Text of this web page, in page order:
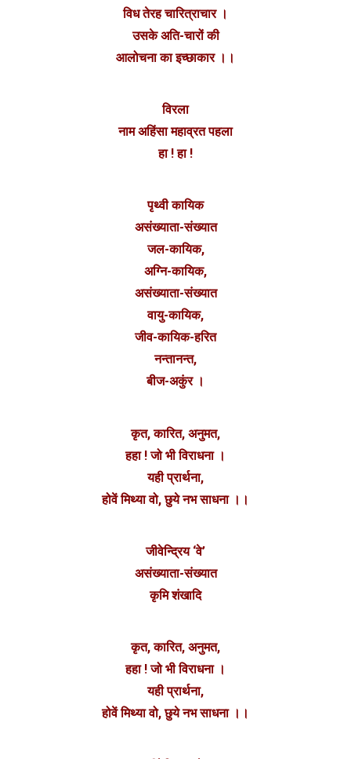
विध तेरह चारित्राचार ।
उसके अति-चारों की
आलोचना का इच्छाकार ।।
विरला
नाम अहिंसा महाव्रत पहला
हा ! हा !
पृथ्वी कायिक
असंख्याता-संख्यात
जल-कायिक,
अग्नि-कायिक,
असंख्याता-संख्यात
वायु-कायिक,
जीव-कायिक-हरित
नन्तानन्त,
बीज-अकुंर ।
कृत, कारित, अनुमत,
हहा ! जो भी विराधना ।
यही प्रार्थना,
होवें मिथ्या वो, छुये नभ साधना ।।
जीवेन्द्रिय ‘वे’
असंख्याता-संख्यात
कृमि शंखादि
कृत, कारित, अनुमत,
हहा ! जो भी विराधना ।
यही प्रार्थना,
होवें मिथ्या वो, छुये नभ साधना ।।